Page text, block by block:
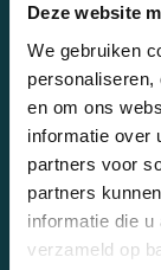
Deze website
We gebruiken
en om ons
informatie over
partners voor
partners
informatie die
verzameld op
Categorieën
Complete
Bulkvoordeel
Sproeiers
Automatische